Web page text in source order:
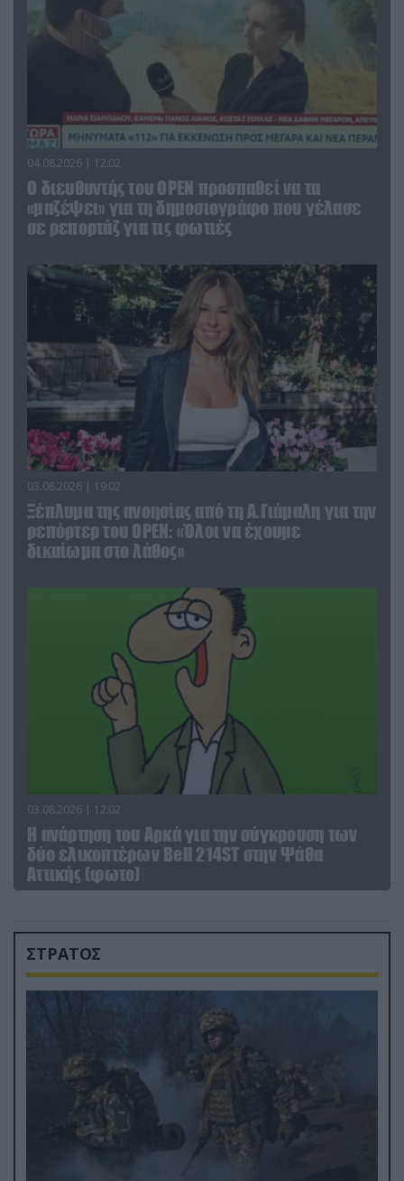
04.08.2026 | 12:02
O διευθυντής του OPEN προσπαθεί να τα
«μαζέψει» για τη δημοσιογράφο που γέλασε
σε ρεπορτάζ για τις φωτιές
03.08.2026 | 19:02
Ξέπλυμα της ανοησίας από τη Α.Γιάμαλη για την
ρεπόρτερ του ΟΡΕΝ: «Όλοι να έχουμε
δικαίωμα στο λάθος»
03.08.2026 | 12:02
Η ανάρτηση του Αρκά για την σύγκρουση των
δύο ελικοπτέρων Bell 214ST στην Ψάθα
Αττικής (φωτο)
ΣΤΡΑΤΟΣ